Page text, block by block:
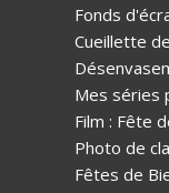
Fonds
Cueillette
Mes séries
Film : Fête
Photo de
Fêtes de